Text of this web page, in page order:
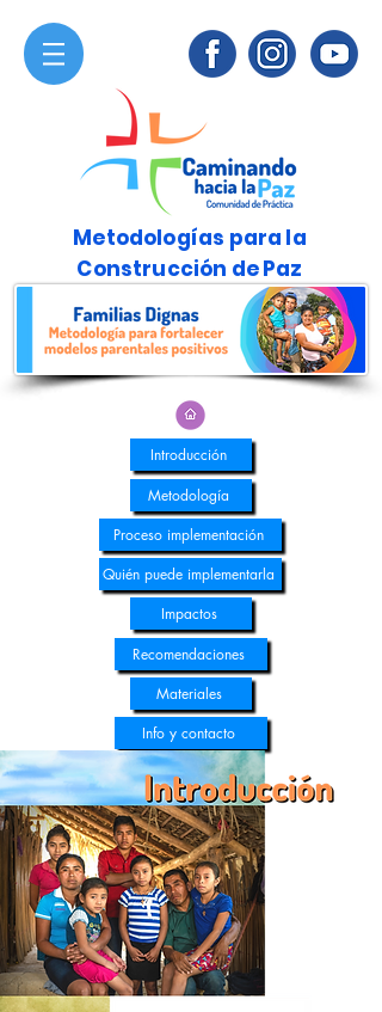
Metodologías para la
Construcción de Paz
Introducción
Metodología
Proceso implementación
Quién puede implementarla
Impactos
Recomendaciones
Materiales
Info y contacto